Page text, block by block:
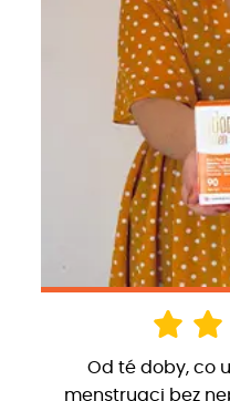
Od té doby, co
menstruaci bez